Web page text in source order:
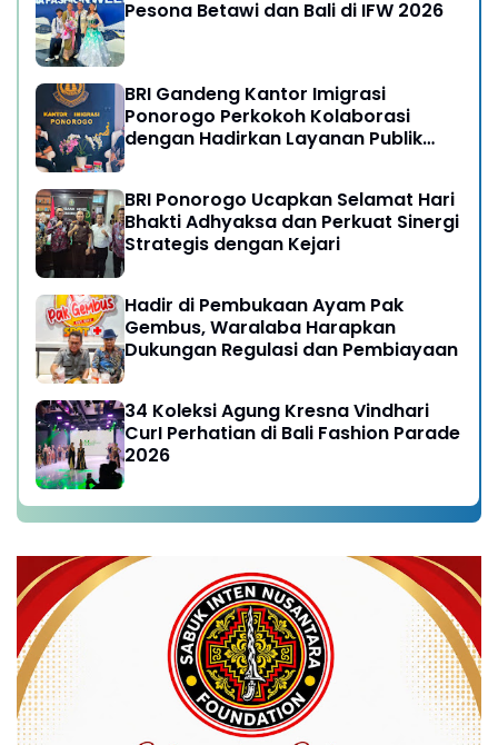
Pesona Betawi dan Bali di IFW 2026
BRI Gandeng Kantor Imigrasi
Ponorogo Perkokoh Kolaborasi
dengan Hadirkan Layanan Publik
BRI Ponorogo Ucapkan Selamat Hari
Bhakti Adhyaksa dan Perkuat Sinergi
Strategis dengan Kejari
Hadir di Pembukaan Ayam Pak
Gembus, Waralaba Harapkan
Dukungan Regulasi dan Pembiayaan
34 Koleksi Agung Kresna Vindhari
CurI Perhatian di Bali Fashion Parade
2026